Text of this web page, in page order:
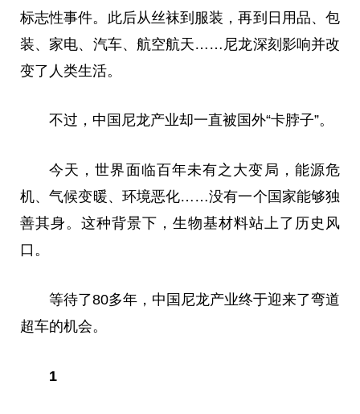
标志性事件。此后从丝袜到服装，再到日用品、包
装、家电、汽车、航空航天……尼龙深刻影响并改
变了人类生活。
不过，中国尼龙产业却一直被国外“卡脖子”。
今天，世界面临百年未有之大变局，能源危
机、气候变暖、环境恶化……没有一个国家能够独
善其身。这种背景下，生物基材料站上了历史风
口。
等待了80多年，中国尼龙产业终于迎来了弯道
超车的机会。
1